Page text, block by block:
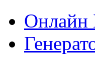
Онлайн